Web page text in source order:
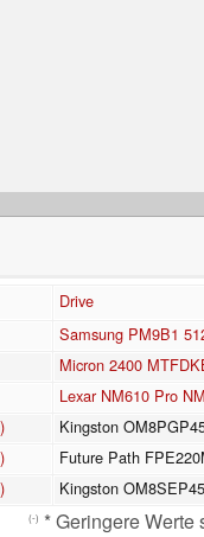
Drive
Samsung PM9B1
Micron 2400
Lexar NM610 Pro
Kingston
Future Path
Kingston
(-) * Geringere Werte